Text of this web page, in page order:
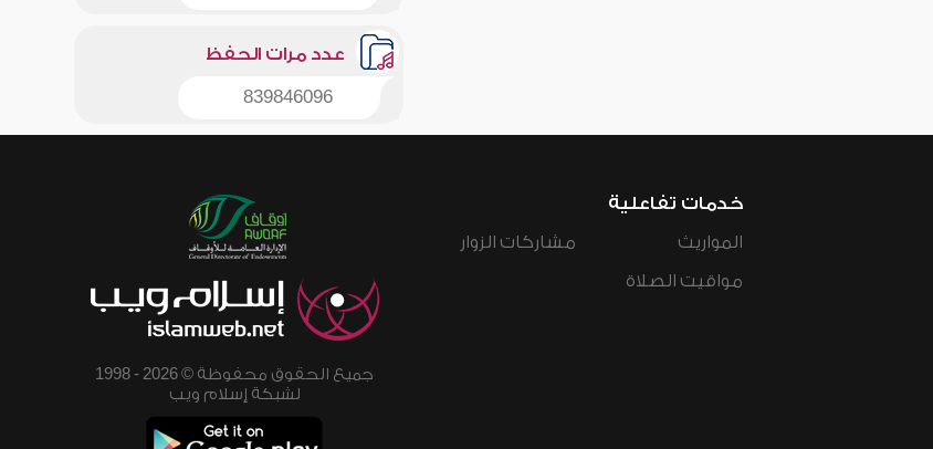
عدد مرات الحفظ
839846096
خدمات تفاعلية
المواريث
مواقيت الصلاة
مشاركات الزوار
جميع الحقوق محفوظة © 2026 - 1998
لشبكة إسلام ويب